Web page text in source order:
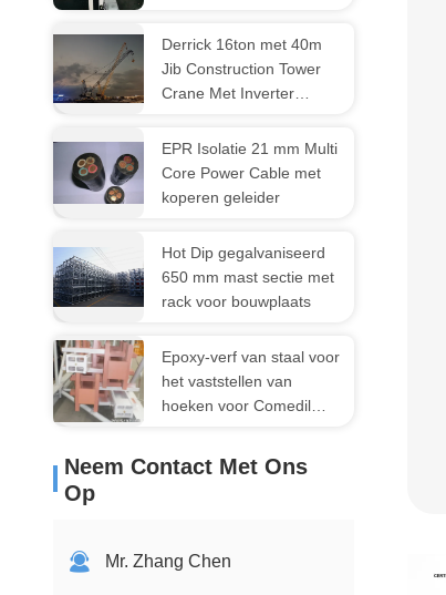
Derrick 16ton met 40m
Jib Construction Tower
Crane Met Inverter
EPR Isolatie 21 mm Multi
Core Power Cable met
koperen geleider
Hot Dip gegalvaniseerd
650 mm mast sectie met
rack voor bouwplaats
Epoxy-verf van staal voor
het vaststellen van
hoeken voor Comedil
Neem Contact Met Ons
Op
Mr. Zhang Chen